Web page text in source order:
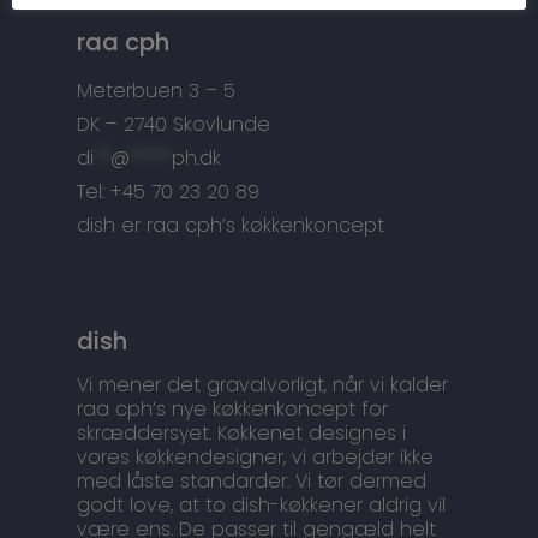
raa cph
Meterbuen 3 – 5
DK – 2740 Skovlunde
di
@
ph.dk
Tel: +45 70 23 20 89
dish er raa cph’s køkkenkoncept
dish
Vi mener det gravalvorligt, når vi kalder
raa cph’s nye køkkenkoncept for
skræddersyet. Køkkenet designes i
vores køkkendesigner, vi arbejder ikke
med låste standarder. Vi tør dermed
godt love, at to dish-køkkener aldrig vil
være ens. De passer til gengæld helt